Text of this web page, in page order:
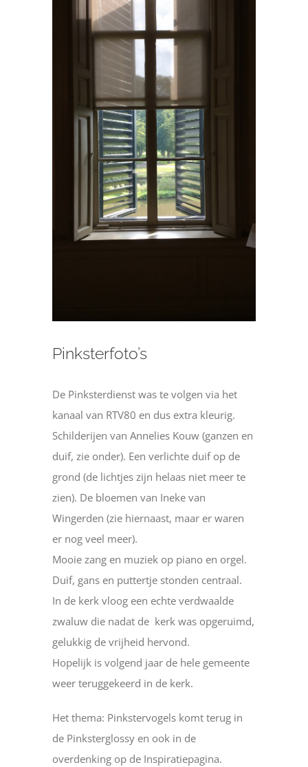
afbeelding
Pinksterfoto’s
De Pinksterdienst was te volgen via het
kanaal van RTV80 en dus extra kleurig.
Schilderijen van Annelies Kouw (ganzen en
duif, zie onder). Een verlichte duif op de
grond (de lichtjes zijn helaas niet meer te
zien). De bloemen van Ineke van
Wingerden (zie hiernaast, maar er waren
er nog veel meer).
Mooie zang en muziek op piano en orgel.
Duif, gans en puttertje stonden centraal.
In de kerk vloog een echte verdwaalde
zwaluw die nadat de kerk was opgeruimd,
gelukkig de vrijheid hervond.
Hopelijk is volgend jaar de hele gemeente
weer teruggekeerd in de kerk.
Het thema: Pinkstervogels komt terug in
de Pinksterglossy en ook in de
overdenking op de Inspiratiepagina.